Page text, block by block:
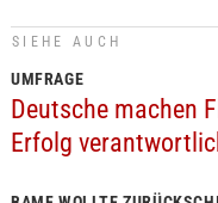
SIEHE AUCH
UMFRAGE
Deutsche machen
Erfolg